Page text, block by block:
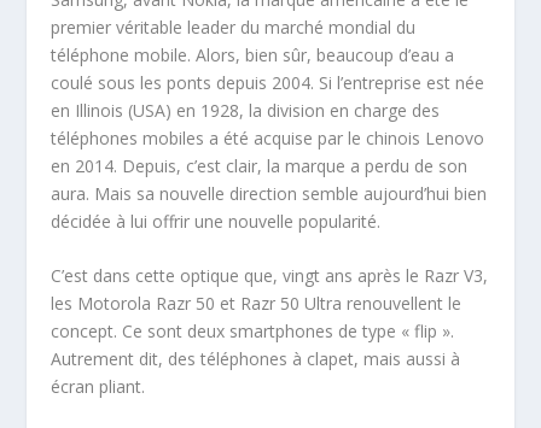
premier véritable leader du marché mondial du
téléphone mobile. Alors, bien sûr, beaucoup d’eau a
coulé sous les ponts depuis 2004. Si l’entreprise est née
en Illinois (USA) en 1928, la division en charge des
téléphones mobiles a été acquise par le chinois Lenovo
en 2014. Depuis, c’est clair, la marque a perdu de son
aura. Mais sa nouvelle direction semble aujourd’hui bien
décidée à lui offrir une nouvelle popularité.
C’est dans cette optique que, vingt ans après le Razr V3,
les Motorola Razr 50 et Razr 50 Ultra renouvellent le
concept. Ce sont deux smartphones de type « flip ».
Autrement dit, des téléphones à clapet, mais aussi à
écran pliant.